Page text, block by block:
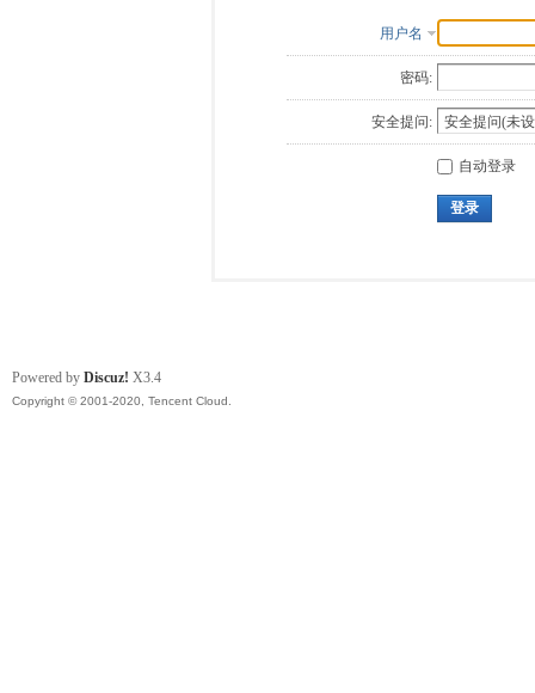
用户名
密码:
安全提问:
自动登录
登录
Powered by Discuz! X3.4
Copyright © 2001-2020, Tencent Cloud.